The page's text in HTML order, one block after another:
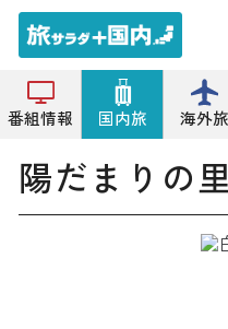
番組情報 国内旅 海外旅
トップ 果樹園 陽だまり
陽だまりの